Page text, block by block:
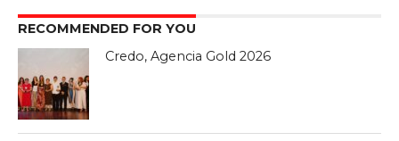
RECOMMENDED FOR YOU
Credo, Agencia Gold 2026